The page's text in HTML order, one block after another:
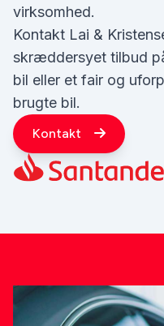
virksomhed.
Kontakt Lai &
skræddersyet tilbud
bil eller et fair og
brugte bil.
Kontakt